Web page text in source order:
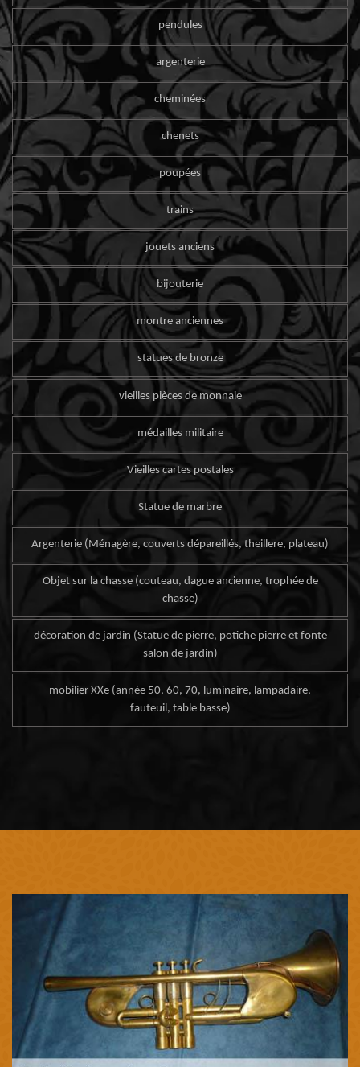
pendules
argenterie
cheminées
chenets
poupées
trains
jouets anciens
bijouterie
montre anciennes
statues de bronze
vieilles pièces de monnaie
médailles militaire
Vieilles cartes postales
Statue de marbre
Argenterie (Ménagère, couverts dépareillés, theillere, plateau)
Objet sur la chasse (couteau, dague ancienne, trophée de
chasse)
décoration de jardin (Statue de pierre, potiche pierre et fonte
salon de jardin)
mobilier XXe (année 50, 60, 70, luminaire, lampadaire,
fauteuil, table basse)